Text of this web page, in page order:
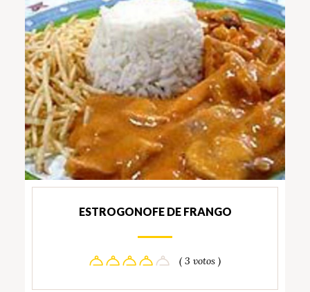
ESTROGONOFE DE FRANGO
( 3 votos )